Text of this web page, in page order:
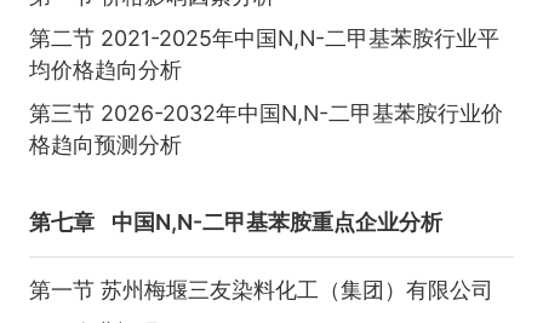
第二节 2021-2025年中国N,N-二甲基苯胺行业平
均价格趋向分析
第三节 2026-2032年中国N,N-二甲基苯胺行业价
格趋向预测分析
第七章 中国N,N-二甲基苯胺重点企业分析
第一节 苏州梅堰三友染料化工（集团）有限公司